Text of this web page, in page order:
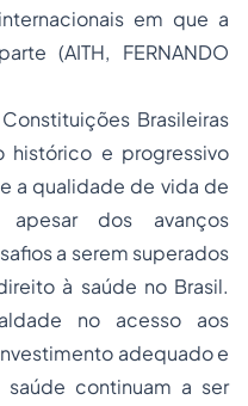
em que a
(AITH, FERNANDO
Brasileiras
histórico e progressivo
a qualidade de vida de
apesar dos avanços
a serem superados
à saúde no Brasil.
no acesso aos
adequado e
continuam a ser